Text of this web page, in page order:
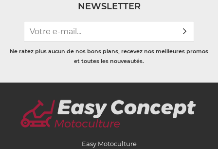
NEWSLETTER
Ne ratez plus aucun de nos bons plans, recevez nos meilleures promos
et toutes les nouveautés.
Easy Motoculture